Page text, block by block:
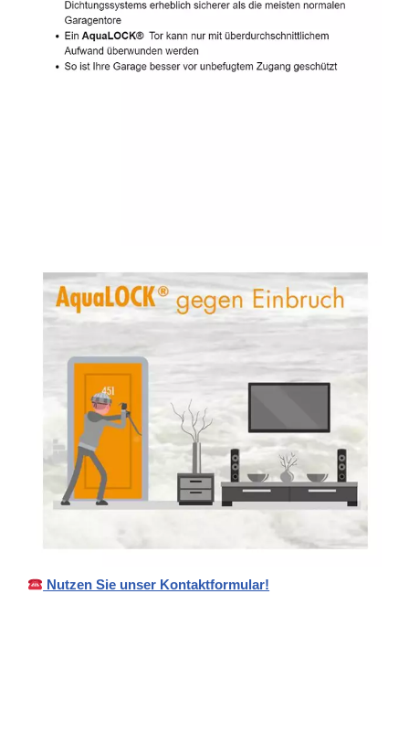
Nutzen Sie unser Kontaktformular!